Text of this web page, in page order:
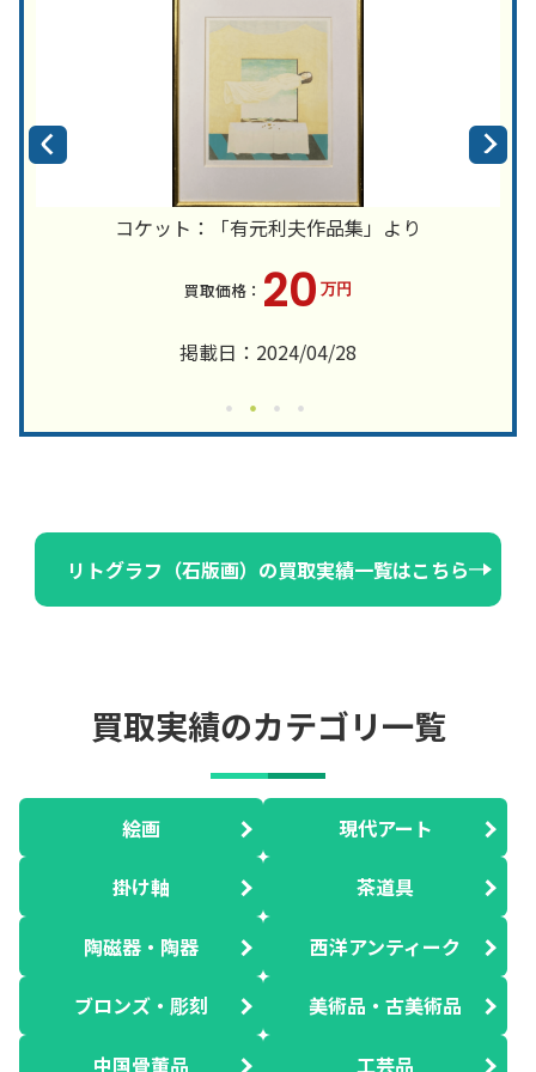
コケット：「有元利夫作品集」より
20 万円
掲載日：2024/04/28
リトグラフ（石版画）の買取実績一覧はこちら
買取実績のカテゴリ一覧
絵画 現代アート
掛け軸 茶道具
陶磁器・陶器 西洋アンティーク
ブロンズ・彫刻 美術品・古美術品
中国骨董品 工芸品